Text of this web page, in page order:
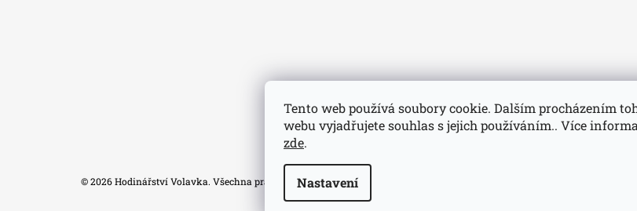
Tento web používá soubory cookie. Dalším procházením
webu vyjadřujete souhlas s jejich používáním.. Více
zde.
Nastavení
© 2026 Hodinářství Volavka. Všechna práva vyhrazena.